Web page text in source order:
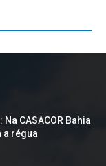
CASACOR Bahia
a régua